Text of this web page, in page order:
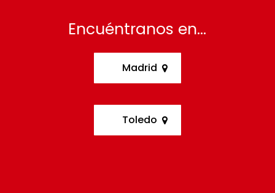
Encuéntranos en…
Madrid
Toledo